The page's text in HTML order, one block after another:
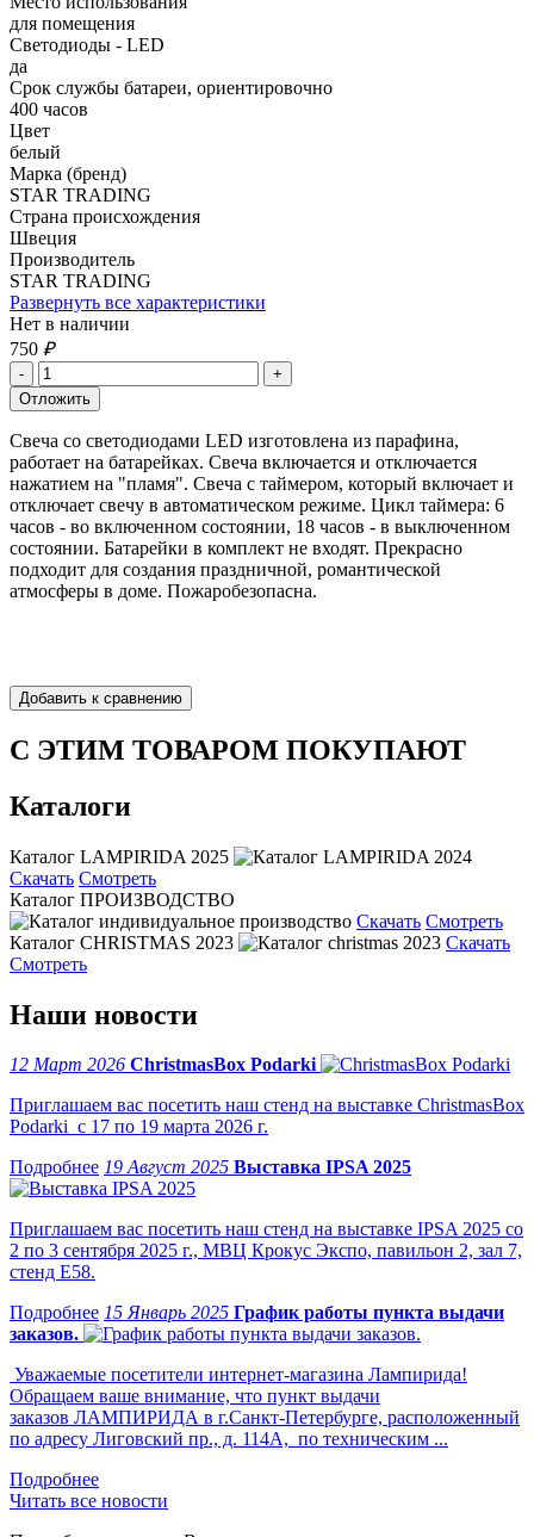
для помещения
Светодиоды - LED
да
Срок службы батареи, ориентировочно
400 часов
Цвет
белый
Марка (бренд)
STAR TRADING
Страна происхождения
Швеция
Производитель
STAR TRADING
Развернуть все характеристики
Нет в наличии
750 ₽
Свеча со светодиодами LED изготовлена из парафина,
работает на батарейках. Свеча включается и отключается
нажатием на "пламя". Свеча с таймером, который включает и
отключает свечу в автоматическом режиме. Цикл таймера: 6
часов - во включенном состоянии, 18 часов - в выключенном
состоянии. Батарейки в комплект не входят. Прекрасно
подходит для создания праздничной, романтической
атмосферы в доме. Пожаробезопасна.
С ЭТИМ ТОВАРОМ ПОКУПАЮТ
Каталоги
Каталог LAMPIRIDA 2025
Скачать Смотреть
Каталог ПРОИЗВОДСТВО
Скачать Смотреть
Каталог CHRISTMAS 2023
Скачать
Смотреть
Наши новости
12 Март 2026 ChristmasBox Podarki
Приглашаем вас посетить наш стенд на выставке ChristmasBox
Podarki с 17 по 19 марта 2026 г.
19 Август 2025 Выставка IPSA 2025
Приглашаем вас посетить наш стенд на выставке IPSA 2025 со
2 по 3 сентября 2025 г., МВЦ Крокус Экспо, павильон 2, зал 7,
стенд Е58.
15 Январь 2025 График работы пункта выдачи
заказов.
Уважаемые посетители интернет-магазина Лампирида!
Обращаем ваше внимание, что пункт выдачи
заказов ЛАМПИРИДА в г.Санкт-Петербурге, расположенный
по адресу Лиговский пр., д. 114А, по техническим ...
Читать все новости